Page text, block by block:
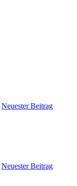
Neuester Beitrag
Neuester Beitrag